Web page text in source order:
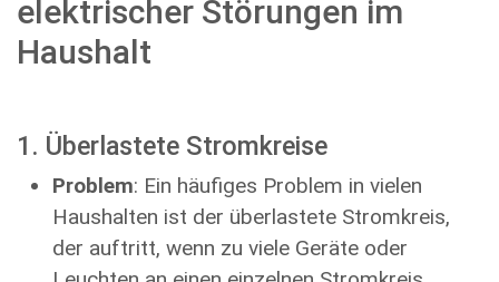
elektrischer Störungen im
Haushalt
1. Überlastete Stromkreise
Problem: Ein häufiges Problem in vielen
Haushalten ist der überlastete Stromkreis,
der auftritt, wenn zu viele Geräte oder